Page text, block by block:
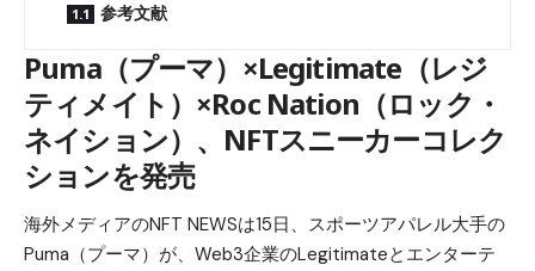
参考文献
Puma（プーマ）×Legitimate（レジ
ティメイト）×Roc Nation（ロック・
ネイション）、NFTスニーカーコレク
ションを発売
海外メディアのNFT NEWSは15日、スポーツアパレル大手の
Puma（プーマ）が、Web3企業のLegitimateとエンターテ